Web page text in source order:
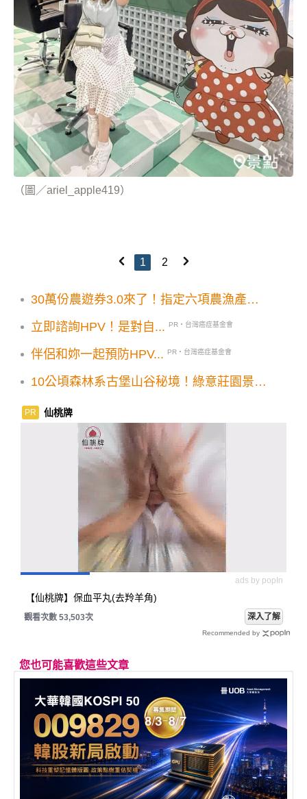
（圖／ariel_apple419）
1 2
30萬份農遊券3.0來了！指定六項農漁產品
立即諮詢HPV！是對自...
PR・台灣癌症基金會
伴侶和妳一起預防HPV... PR・台灣癌症基金會
10公頃森林系古堡山谷秘境！綠意莊園景觀
PR 仙桃牌
ads by popIn
【仙桃牌】保血平丸(去羚羊角)
觀看次數 53,503次 深入了解
Recommended by
您也可能喜歡這些文章